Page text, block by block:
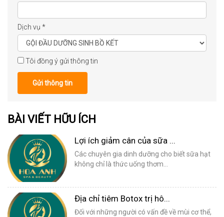
Dịch vụ *
Tôi đồng ý gửi thông tin
Gửi thông tin
BÀI VIẾT HỮU ÍCH
Lợi ích giảm cân của sữa ...
Các chuyên gia dinh dưỡng cho biết sữa hạt
không chỉ là thức uống thơm...
Địa chỉ tiêm Botox trị hô...
Đối với những người có vấn đề về mùi cơ thể,